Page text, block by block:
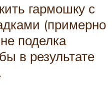
гармошку с
(примерно
поделка
в результате